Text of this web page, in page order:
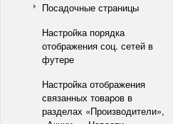
Посадочные страницы
Настройка порядка
отображения соц. сетей в
футере
Настройка отображения
связанных товаров в
разделах «Производители»,